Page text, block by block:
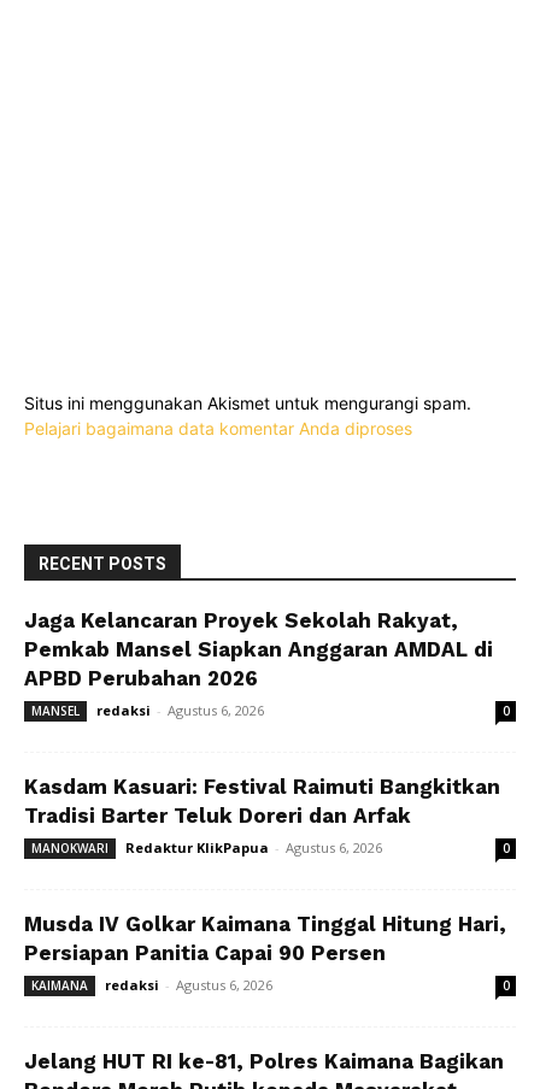
Situs ini menggunakan Akismet untuk mengurangi spam.
Pelajari bagaimana data komentar Anda diproses
RECENT POSTS
Jaga Kelancaran Proyek Sekolah Rakyat,
Pemkab Mansel Siapkan Anggaran AMDAL di
APBD Perubahan 2026
MANSEL redaksi - Agustus 6, 2026 0
Kasdam Kasuari: Festival Raimuti Bangkitkan
Tradisi Barter Teluk Doreri dan Arfak
MANOKWARI Redaktur KlikPapua - Agustus 6, 2026 0
Musda IV Golkar Kaimana Tinggal Hitung Hari,
Persiapan Panitia Capai 90 Persen
KAIMANA redaksi - Agustus 6, 2026 0
Jelang HUT RI ke-81, Polres Kaimana Bagikan